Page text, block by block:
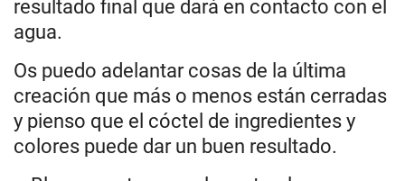
resultado final que dará en contacto con el
agua.
Os puedo adelantar cosas de la última
creación que más o menos están cerradas
y pienso que el cóctel de ingredientes y
colores puede dar un buen resultado.